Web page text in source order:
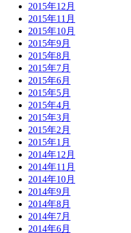
2015年12月
2015年11月
2015年10月
2015年9月
2015年8月
2015年7月
2015年6月
2015年5月
2015年4月
2015年3月
2015年2月
2015年1月
2014年12月
2014年11月
2014年10月
2014年9月
2014年8月
2014年7月
2014年6月